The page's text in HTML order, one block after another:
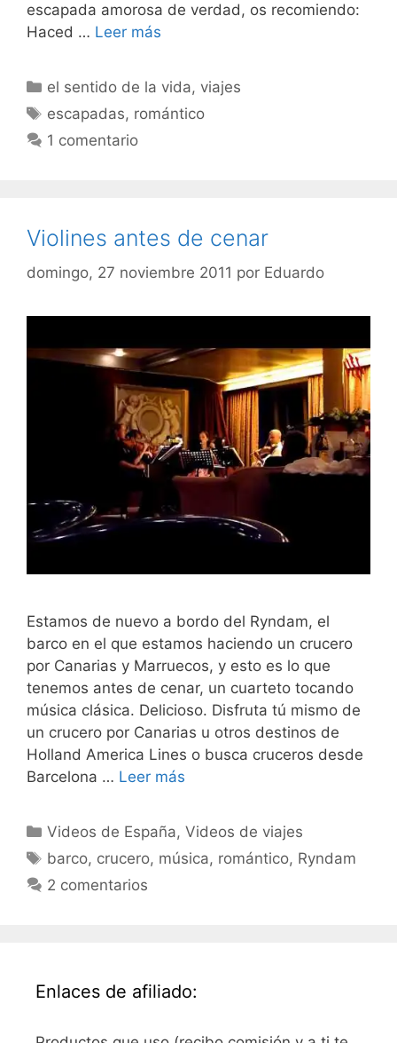
escapada amorosa de verdad, os recomiendo:
Haced … Leer más
Categorías
el sentido de la vida, viajes
Etiquetas
escapadas, romántico
1 comentario
Violines antes de cenar
domingo, 27 noviembre 2011 por Eduardo
Estamos de nuevo a bordo del Ryndam, el
barco en el que estamos haciendo un crucero
por Canarias y Marruecos, y esto es lo que
tenemos antes de cenar, un cuarteto tocando
música clásica. Delicioso. Disfruta tú mismo de
un crucero por Canarias u otros destinos de
Holland America Lines o busca cruceros desde
Barcelona … Leer más
Categorías
Videos de España,Videos de viajes
Etiquetas
barco, crucero, música, romántico, Ryndam
2 comentarios
Enlaces de afiliado: